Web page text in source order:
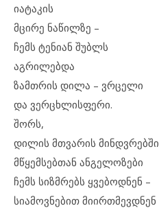
იატაკის
მცირე ნაწილზე –
ჩემს ტენიან შუბლს
აგრილებდა
ზამთრის დილა – ვრცელი
და ვერცხლისფერი.
შორს,
დილის მთვარის მინდვრებში
მწყემსებთან ანგელოზები
ჩემს სიზმრებს ყვებოდნენ –
სიამოვნებით მიირთმევდნენ